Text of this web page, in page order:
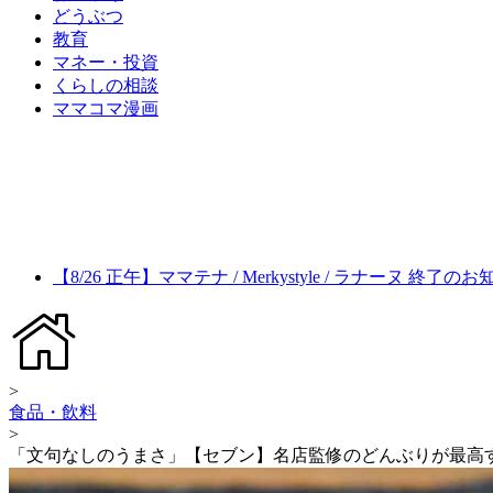
どうぶつ
教育
マネー・投資
くらしの相談
ママコマ漫画
【8/26 正午】ママテナ / Merkystyle / ラナーヌ 終了のお
>
食品・飲料
>
「文句なしのうまさ」【セブン】名店監修のどんぶりが最高